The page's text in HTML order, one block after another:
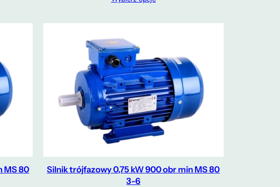
do
MS 80
Silnik trójfazowy 0,75 kW 900 obr min MS 80
3-6